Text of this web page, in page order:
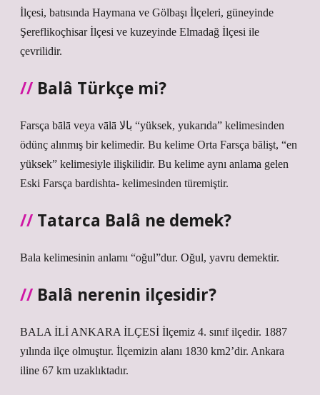
İlçesi, batısında Haymana ve Gölbaşı İlçeleri, güneyinde
Şereflikoçhisar İlçesi ve kuzeyinde Elmadağ İlçesi ile
çevrilidir.
Balâ Türkçe mi?
Farsça bālā veya vālā بالا “yüksek, yukarıda” kelimesinden
ödünç alınmış bir kelimedir. Bu kelime Orta Farsça bālişt, “en
yüksek” kelimesiyle ilişkilidir. Bu kelime aynı anlama gelen
Eski Farsça bardishta- kelimesinden türemiştir.
Tatarca Balâ ne demek?
Bala kelimesinin anlamı “oğul”dur. Oğul, yavru demektir.
Balâ nerenin ilçesidir?
BALA İLİ ANKARA İLÇESİ İlçemiz 4. sınıf ilçedir. 1887
yılında ilçe olmuştur. İlçemizin alanı 1830 km2’dir. Ankara
iline 67 km uzaklıktadır.